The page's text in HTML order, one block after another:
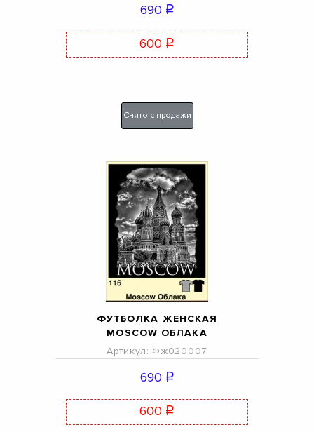
690 q
600 q
Снято с продажи
ФУТБОЛКА ЖЕНСКАЯ
MOSCOW ОБЛАКА
Артикул: Фж020007
690 q
600 q